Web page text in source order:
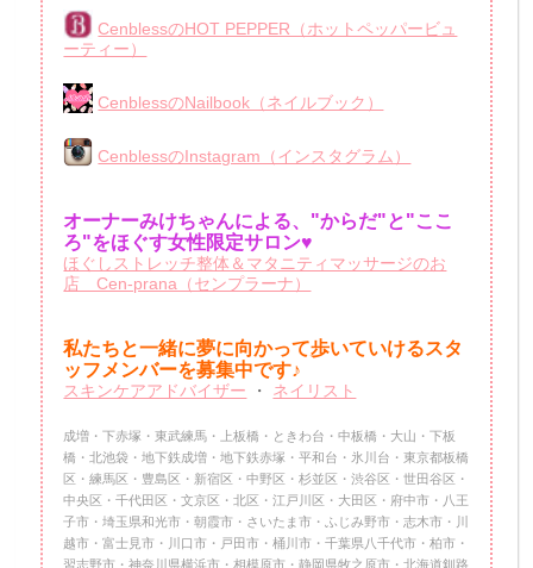
CenblessのHOT PEPPER（ホットペッパービュ
ーティー）
CenblessのNailbook（ネイルブック）
CenblessのInstagram（インスタグラム）
オーナーみけちゃんによる、"からだ"と"ここ
ろ"をほぐす女性限定サロン♥
ほぐしストレッチ整体＆マタニティマッサージのお
店 Cen-prana（センプラーナ）
私たちと一緒に夢に向かって歩いていけるスタ
ッフメンバーを募集中です♪
スキンケアアドバイザー ・ ネイリスト
成増・下赤塚・東武練馬・上板橋・ときわ台・中板橋・大山・下板
橋・北池袋・地下鉄成増・地下鉄赤塚・平和台・氷川台・東京都板橋
区・練馬区・豊島区・新宿区・中野区・杉並区・渋谷区・世田谷区・
中央区・千代田区・文京区・北区・江戸川区・大田区・府中市・八王
子市・埼玉県和光市・朝霞市・さいたま市・ふじみ野市・志木市・川
越市・富士見市・川口市・戸田市・桶川市・千葉県八千代市・柏市・
習志野市・神奈川県横浜市・相模原市・静岡県牧之原市・北海道釧路